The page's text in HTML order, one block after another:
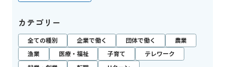
カテゴリー
全ての種別 企業で働く 団体で働く
農業
漁業
医療・福祉 子育て
テレワーク